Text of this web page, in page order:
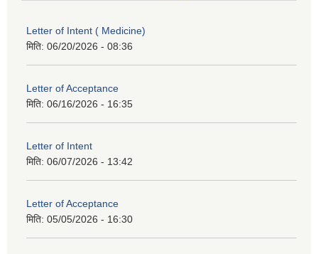
Letter of Intent ( Medicine)
मिति: 06/20/2026 - 08:36
Letter of Acceptance
मिति: 06/16/2026 - 16:35
Letter of Intent
मिति: 06/07/2026 - 13:42
Letter of Acceptance
मिति: 05/05/2026 - 16:30